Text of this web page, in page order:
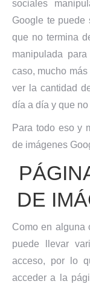
sociales
Google te puede
que no termina
manipulada
caso, mucho
ver la cantidad
día a día y que
Para todo eso y
de imágenes
DE
Como en alguna
puede llevar
acceso, por lo
acceder a la